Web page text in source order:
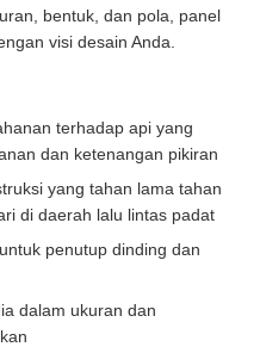
bentuk, dan pola, panel
visi desain Anda.
terhadap api yang
dan ketenangan pikiran
yang tahan lama tahan
di daerah lalu lintas padat
penutup dinding dan
dalam ukuran dan